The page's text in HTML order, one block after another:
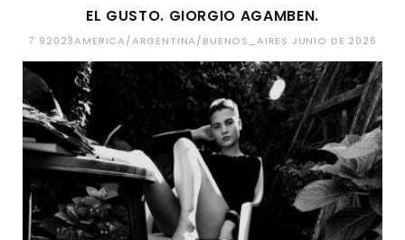
EL GUSTO. GIORGIO AGAMBEN.
7 92023AMERICA/ARGENTINA/BUENOS_AIRES JUNIO DE 2026